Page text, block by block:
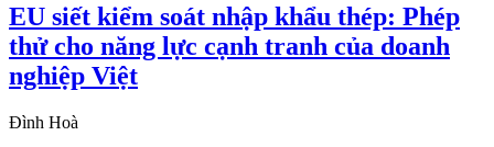
EU siết kiểm soát nhập khẩu thép: Phép
thử cho năng lực cạnh tranh của doanh
nghiệp Việt
Đình Hoà